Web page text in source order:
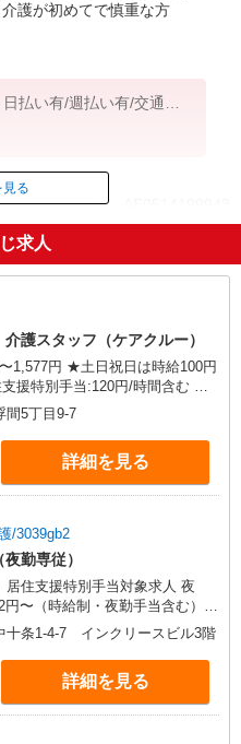
護が初めてで慎重な方
払い有/週払い有/交通費
ID：AE0514199943
終了
見る
求人
護スタッフ（ケアクルー）
祝日は時給100円
援特別手当:120円/時間含む ※
験等による
間5丁目9-7
詳細を見る
/3039gb2
勤専従）
住支援特別手当対象求人 夜
〜（時給制・夜勤手当含む）
居住支援特別手当
方はさらに時給＋50円（再入社
十条1-4-7 インクリースビル3階
詳細を見る